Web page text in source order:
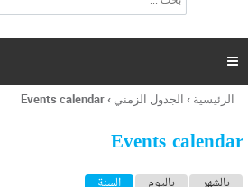
ت
ر
ل
ح
ب

أنت
هنا
الرئيسية › الجدول الزمني ›
Events calendar
Events calendar